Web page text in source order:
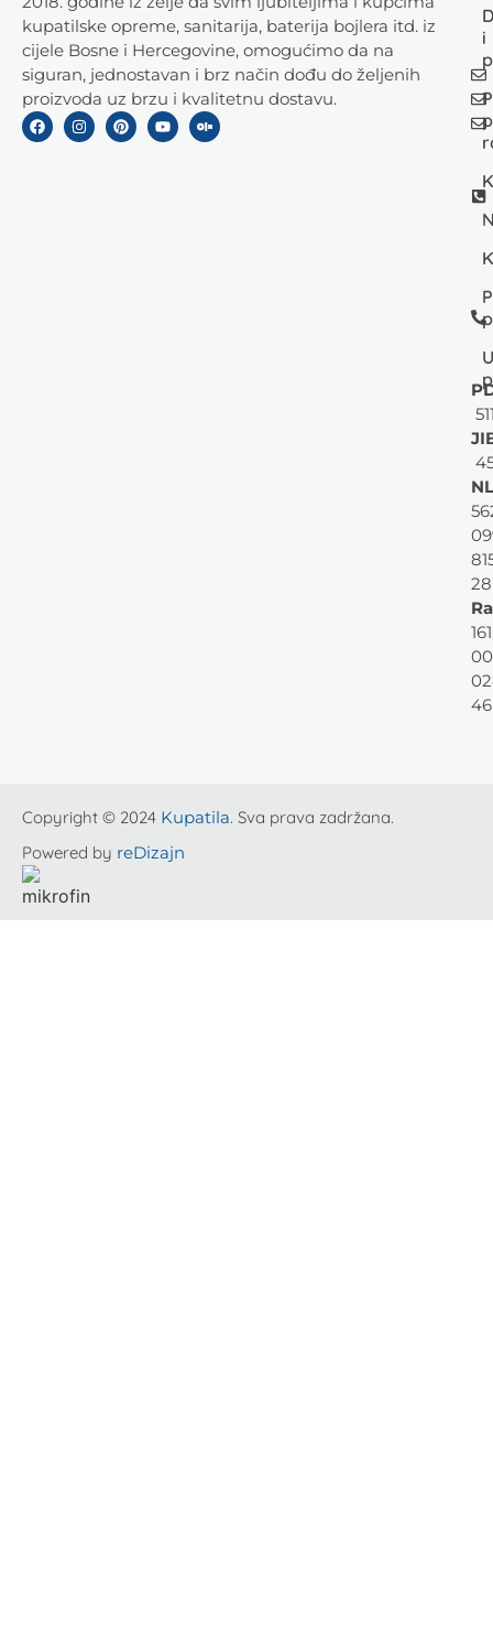
kupatilske opreme, sanitarija, baterija bojlera itd. iz
cijele Bosne i Hercegovine, omogućimo da na
siguran, jednostavan i brz način dođu do željenih
proizvoda uz brzu i kvalitetnu dostavu.
i
28
46
Copyright © 2024 Kupatila. Sva prava zadržana.
Powered by reDizajn